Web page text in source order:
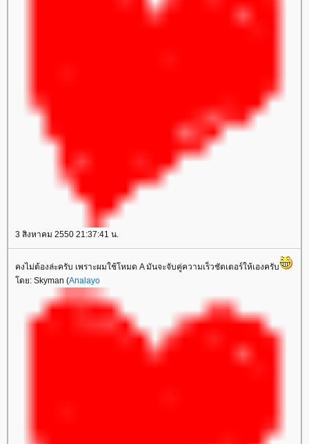
3 สิงหาคม 2550 21:37:41 น.
คงไม่ต้องล่ะครับ เพราะผมใช้โหมด A มันจะจับคู่ความเร็วชัตเตอร์ให้เองครับ
ดย: Skyman (Analayo